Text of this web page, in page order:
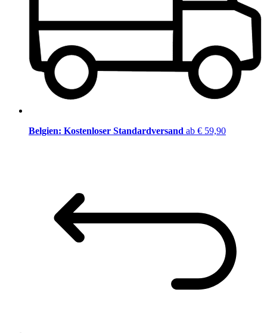
Belgien: Kostenloser Standardversand ab € 59,90